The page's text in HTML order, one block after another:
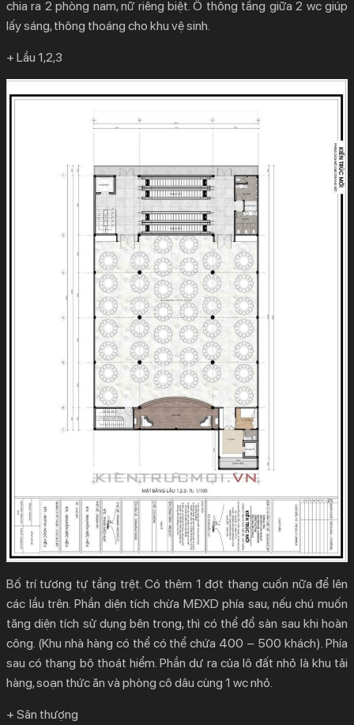
chia ra 2 phòng nam, nữ riêng biệt. Ô thông tầng giữa 2 wc giúp
lấy sáng, thông thoáng cho khu vệ sinh.
+ Lầu 1,2,3
Bố trí tương tự tầng trệt. Có thêm 1 đợt thang cuốn nữa để lên
các lầu trên. Phần diện tích chừa MĐXD phía sau, nếu chú muốn
tăng diện tích sử dụng bên trong, thì có thể đổ sàn sau khi hoàn
công. (Khu nhà hàng có thể có thể chứa 400 – 500 khách). Phía
sau có thang bộ thoát hiểm. Phần dư ra của lô đất nhỏ là khu tải
hàng, soạn thức ăn và phòng cô dâu cùng 1 wc nhỏ.
+ Sân thượng